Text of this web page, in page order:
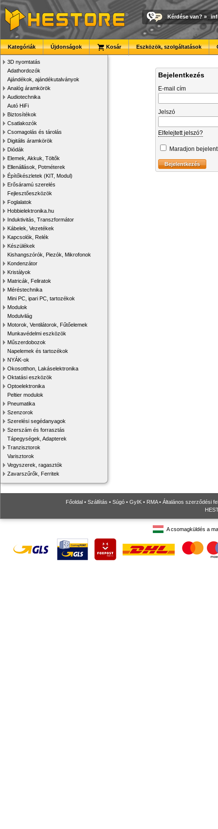
Kérdése van? »
Kategóriák Újdonságok Kosár Eszközök, szolgáltatások
3D nyomtatás
Adathordozók
Ajándékok, ajándékutalványok
Analóg áramkörök
Audiotechnika
Autó HiFi
Biztosítékok
Csatlakozók
Csomagolás és tárolás
Digitális áramkörök
Diódák
Elemek, Akkuk, Töltők
Ellenállások, Potméterek
Építőkészletek (KIT, Modul)
Erősáramú szerelés
Fejlesztőeszközök
Foglalatok
Hobbielektronika.hu
Induktivitás, Transzformátor
Kábelek, Vezetékek
Kapcsolók, Relék
Készülékek
Kishangszórók, Piezók, Mikrofonok
Kondenzátor
Kristályok
Matricák, Feliratok
Méréstechnika
Mini PC, ipari PC, tartozékok
Modulok
Modulvilág
Motorok, Ventilátorok, Fűtőelemek
Munkavédelmi eszközök
Műszerdobozok
Napelemek és tartozékok
NYÁK-ok
Okosotthon, Lakáselektronika
Oktatási eszközök
Optoelektronika
Peltier modulok
Pneumatika
Szenzorok
Szerelési segédanyagok
Szerszám és forrasztás
Tápegységek, Adapterek
Tranzisztorok
Varisztorok
Vegyszerek, ragasztók
Zavarszűrők, Ferritek
Bejelentkezés
E-mail cím
Jelszó
Elfelejtett jelszó?
Maradjon
Főoldal • Szállítás • Súgó • GyIK • RMA• Általános szerződési
A csomagküldés a